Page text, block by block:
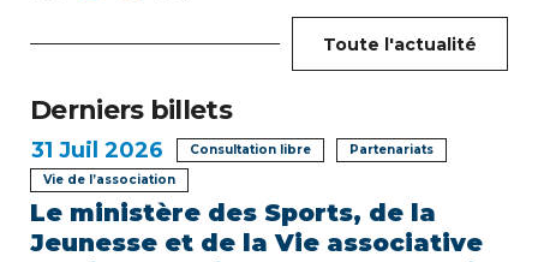
e
l
’
Toute l'actualité
Derniers billets
31 Juil 2026 Consultation libre
Partenariats
Vie de l’association
Le ministère des Sports, de la
Jeunesse et de la Vie associative